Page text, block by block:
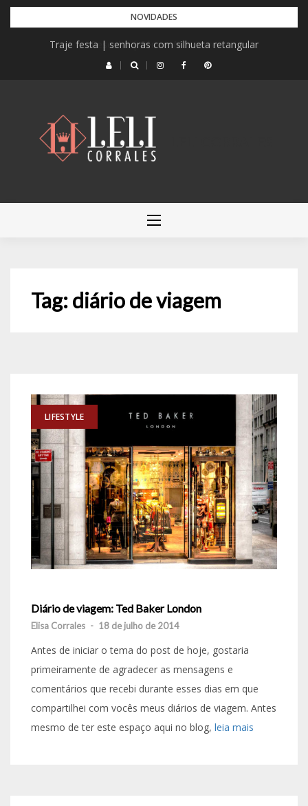
Pular
para
NOVIDADES
Traje festa | senhoras com silhueta retangular
Tag:diário de viagem
LIFESTYLE
Diário de viagem: Ted Baker London
Elisa Corrales - 18 de julho de 2014
Antes de iniciar o tema do post de hoje, gostaria
primeiramente de agradecer as mensagens e
comentários que recebi durante esses dias em que
compartilhei com vocês meus diários de viagem. Antes
mesmo de ter este espaço aqui no blog, leia mais